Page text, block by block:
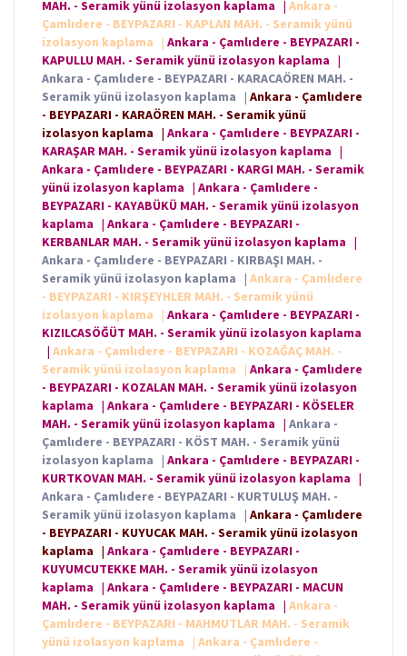
MAH. - Seramik yünü izolasyon kaplama | Ankara -
Çamlıdere - BEYPAZARI - KAPLAN MAH. - Seramik yünü
izolasyon kaplama
| Ankara - Çamlıdere - BEYPAZARI -
KAPULLU MAH. - Seramik yünü izolasyon kaplama |
Ankara - Çamlıdere - BEYPAZARI - KARACAÖREN MAH. -
Seramik yünü izolasyon kaplama | Ankara - Çamlıdere
- BEYPAZARI - KARAÖREN MAH. - Seramik yünü
izolasyon kaplama | Ankara - Çamlıdere - BEYPAZARI -
KARAŞAR MAH. - Seramik yünü izolasyon kaplama |
Ankara - Çamlıdere - BEYPAZARI - KARGI MAH. - Seramik
yünü izolasyon kaplama | Ankara - Çamlıdere -
BEYPAZARI - KAYABÜKÜ MAH. - Seramik yünü izolasyon
kaplama | Ankara - Çamlıdere - BEYPAZARI -
KERBANLAR MAH. - Seramik yünü izolasyon kaplama |
Ankara - Çamlıdere - BEYPAZARI - KIRBAŞI MAH. -
Seramik yünü izolasyon kaplama | Ankara - Çamlıdere
- BEYPAZARI - KIRŞEYHLER MAH. - Seramik yünü
izolasyon kaplama
| Ankara - Çamlıdere - BEYPAZARI -
KIZILCASÖĞÜT MAH. - Seramik yünü izolasyon kaplama
| Ankara - Çamlıdere - BEYPAZARI - KOZAĞAÇ MAH. -
Seramik yünü izolasyon kaplama
| Ankara - Çamlıdere
- BEYPAZARI - KOZALAN MAH. - Seramik yünü izolasyon
kaplama | Ankara - Çamlıdere - BEYPAZARI - KÖSELER
MAH. - Seramik yünü izolasyon kaplama | Ankara -
Çamlıdere - BEYPAZARI - KÖST MAH. - Seramik yünü
izolasyon kaplama | Ankara - Çamlıdere - BEYPAZARI -
KURTKOVAN MAH. - Seramik yünü izolasyon kaplama |
Ankara - Çamlıdere - BEYPAZARI - KURTULUŞ MAH. -
Seramik yünü izolasyon kaplama | Ankara - Çamlıdere
- BEYPAZARI - KUYUCAK MAH. - Seramik yünü izolasyon
kaplama | Ankara - Çamlıdere - BEYPAZARI -
KUYUMCUTEKKE MAH. - Seramik yünü izolasyon
kaplama | Ankara - Çamlıdere - BEYPAZARI - MACUN
MAH. - Seramik yünü izolasyon kaplama | Ankara -
Çamlıdere - BEYPAZARI - MAHMUTLAR MAH. - Seramik
yünü izolasyon kaplama
| Ankara - Çamlıdere -